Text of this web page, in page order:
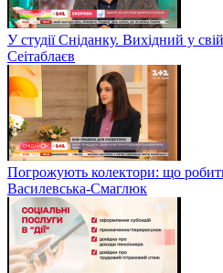
У студії Сніданку. Вихідний у
Сеітаблаєв
Погрожують колектори: що
Василевська-Смаглюк